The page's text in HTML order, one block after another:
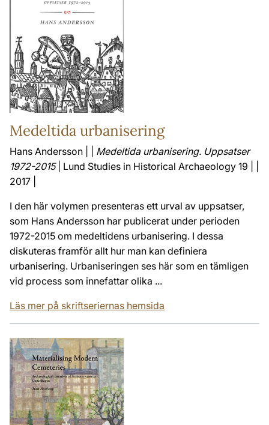
Medeltida urbanisering
Hans Andersson | | Medeltida urbanisering. Uppsatser
1972-2015| Lund Studies in Historical Archaeology 19 | |
2017 |
I den här volymen presenteras ett urval av uppsatser,
som Hans Andersson har publicerat under perioden
1972-2015 om medeltidens urbanisering. I dessa
diskuteras framför allt hur man kan definiera
urbanisering. Urbaniseringen ses här som en tämligen
vid process som innefattar olika ...
Läs mer på skriftseriernas hemsida